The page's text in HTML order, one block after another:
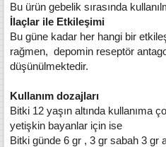
Bu ürün gebelik sırasında
İlaçlar ile Etkileşimi
Bu güne kadar her hangi bir
rağmen, depomin reseptör
düşünülmektedir.
Kullanım dozajları
Bitki 12 yaşın altında kullanıma
yetişkin bayanlar için ise
Bitki günde 6 gr , 3 gr sabah 3 gr